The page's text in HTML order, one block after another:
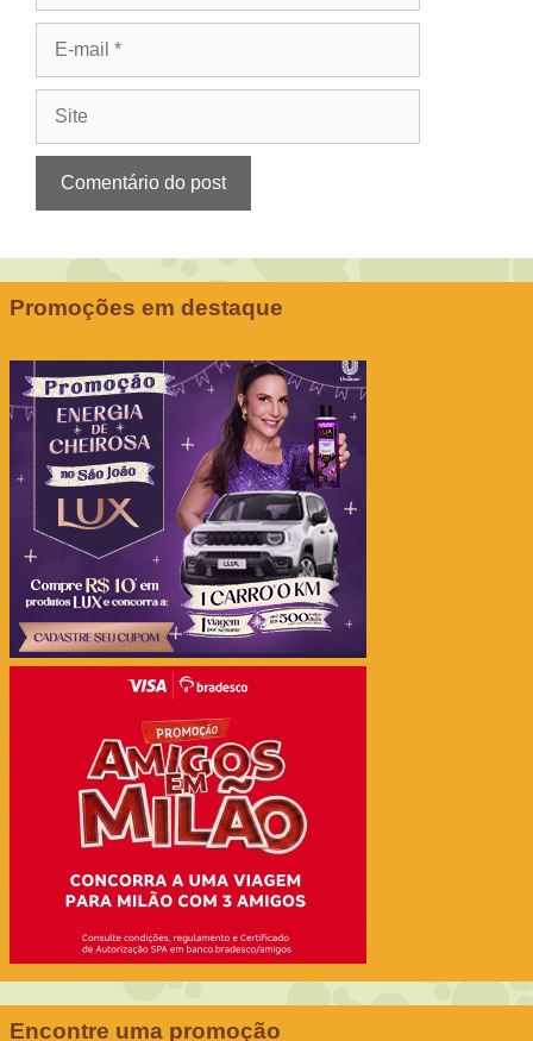
Promoções em destaque
Encontre uma promoção